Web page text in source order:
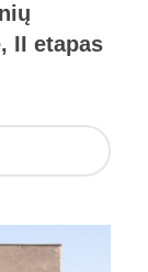
II etapas